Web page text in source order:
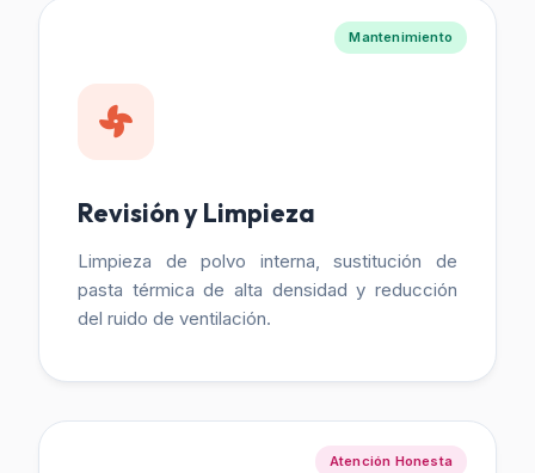
Mantenimiento
Revisión y Limpieza
Limpieza de polvo interna, sustitución de
pasta térmica de alta densidad y reducción
del ruido de ventilación.
Atención Honesta